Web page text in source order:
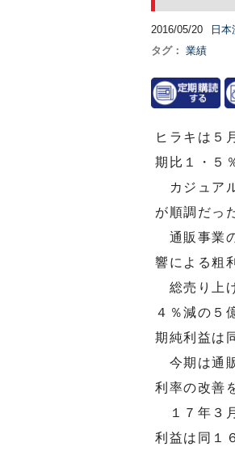
2016/05/20 日
タグ： 業績
ヒラキは５
期比１・５
カジュア
が順調だっ
通販事業
響による粗
総売り上
４％減の５
期純利益は
今期は通
利率の改善
１７年３
利益は同１